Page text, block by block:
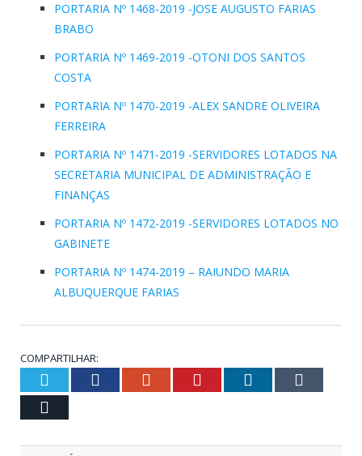
PORTARIA Nº 1468-2019 -JOSE AUGUSTO FARIAS
BRABO
PORTARIA Nº 1469-2019 -OTONI DOS SANTOS
COSTA
PORTARIA Nº 1470-2019 -ALEX SANDRE OLIVEIRA
FERREIRA
PORTARIA Nº 1471-2019 -SERVIDORES LOTADOS NA
SECRETARIA MUNICIPAL DE ADMINISTRAÇÃO E
FINANÇAS
PORTARIA Nº 1472-2019 -SERVIDORES LOTADOS NO
GABINETE
PORTARIA Nº 1474-2019 – RAIUNDO MARIA
ALBUQUERQUE FARIAS
COMPARTILHAR:
Twitter Facebook Google+ Pinterest LinkedIn